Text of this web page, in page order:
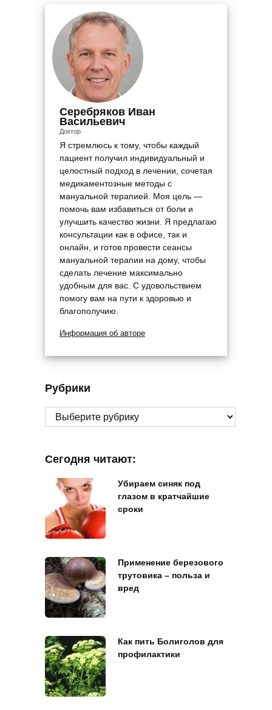
Серебряков Иван
Васильевич
Доктор
Я стремлюсь к тому, чтобы каждый
пациент получил индивидуальный и
целостный подход в лечении, сочетая
медикаментозные методы с
мануальной терапией. Моя цель —
помочь вам избавиться от боли и
улучшить качество жизни. Я предлагаю
консультации как в офисе, так и
онлайн, и готов провести сеансы
мануальной терапии на дому, чтобы
сделать лечение максимально
удобным для вас. С удовольствием
помогу вам на пути к здоровью и
благополучию.
Информация об авторе
Рубрики
Рубрики
Сегодня читают:
Убираем синяк под
глазом в кратчайшие
сроки
Применение березового
трутовика – польза и
вред
Как пить Болиголов для
профилактики